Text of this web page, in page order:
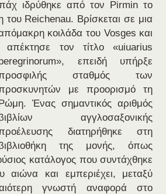
ιδρύθηκε από τον Pirmin το
του Reichenau. Βρίσκεται σε μια
κοιλάδα του Vosges και
απέκτησε τον τίτλο «uiuarius
επειδή υπήρξε
σταθμός των
με προορισμό τη
Ένας σημαντικός αριθμός
αγγλοσαξονικής
διατηρήθηκε στη
της μονής, όπως
κατάλογος που συντάχθηκε
και εμπεριέχει, μεταξύ
γνωστή αναφορά στο